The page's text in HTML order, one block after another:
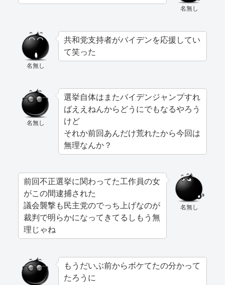
名無し
名無し
共和党支持者がバイデンを応援してい
て笑った
名無し
選挙自体はまたバイデンジャンプすれ
ばええねんからどうにでもなるやろう
けど
それか前回あんだけ荒れたから今回は
無理なんか？
名無し
前回不正選挙に関わってた工作員の女
がこの間逮捕された
議会襲撃も民主党のでっち上げなのが
裁判で明らかになってきてるしもう無
理じゃね
もうだいぶ前からボケてたの分かって
たろうに